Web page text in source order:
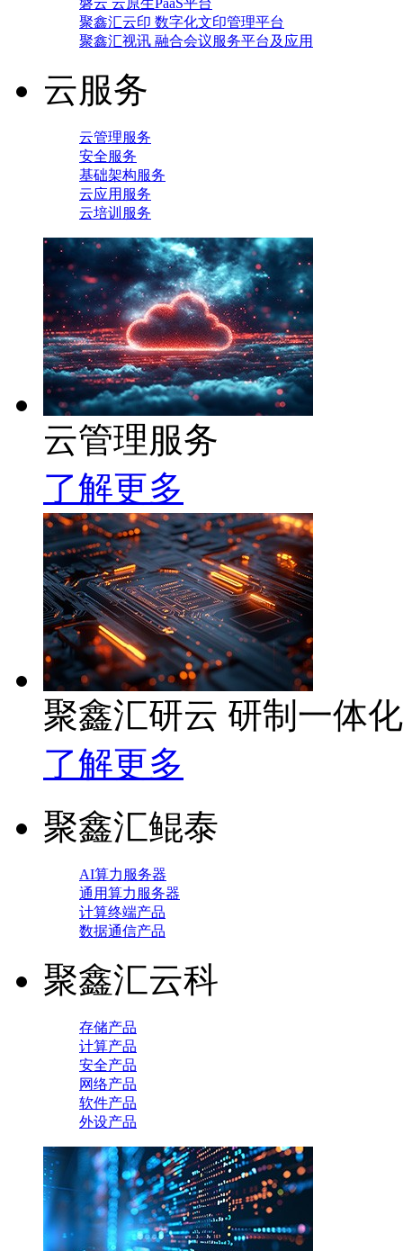
磐云 云原生PaaS平台
聚鑫汇云印 数字化文印管理平台
聚鑫汇视讯 融合会议服务平台及应用
云服务
云管理服务
安全服务
基础架构服务
云应用服务
云培训服务
云管理服务
了解更多
聚鑫汇研云 研制一体
了解更多
聚鑫汇鲲泰
AI算力服务器
通用算力服务器
计算终端产品
数据通信产品
聚鑫汇云科
存储产品
计算产品
安全产品
网络产品
软件产品
外设产品